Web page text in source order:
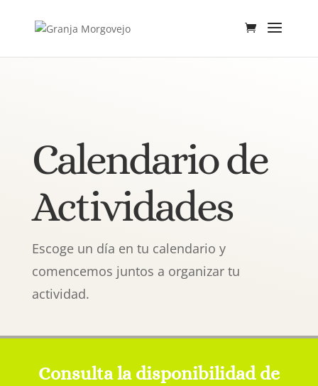
Calendario de
Actividades
Escoge un día en tu calendario y
comencemos juntos a organizar tu
actividad.
Consulta la disponibilidad de